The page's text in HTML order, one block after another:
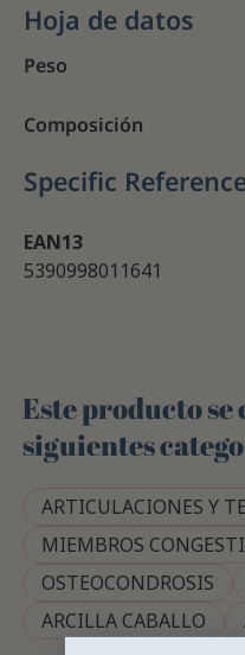
Hoja de datos
Peso
Composición
Specific
EAN13
5390998011641
Este producto
siguientes
ARTICULACIONES Y
MIEMBROS
OSTEOCONDROSIS
ARCILLA CABALLO